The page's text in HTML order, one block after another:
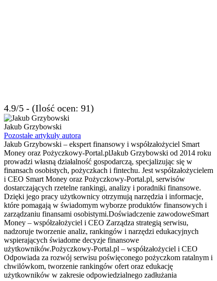
4.9/5 - (Ilość ocen: 91)
Jakub Grzybowski
Pozostałe artykuły autora
Jakub Grzybowski – ekspert finansowy i współzałożyciel Smart
Money oraz Pożyczkowy-Portal.plJakub Grzybowski od 2014 roku
prowadzi własną działalność gospodarczą, specjalizując się w
finansach osobistych, pożyczkach i fintechu. Jest współzałożycielem
i CEO Smart Money oraz Pożyczkowy-Portal.pl, serwisów
dostarczających rzetelne rankingi, analizy i poradniki finansowe.
Dzięki jego pracy użytkownicy otrzymują narzędzia i informacje,
które pomagają w świadomym wyborze produktów finansowych i
zarządzaniu finansami osobistymi.Doświadczenie zawodoweSmart
Money – współzałożyciel i CEO Zarządza strategią serwisu,
nadzoruje tworzenie analiz, rankingów i narzędzi edukacyjnych
wspierających świadome decyzje finansowe
użytkowników.Pożyczkowy-Portal.pl – współzałożyciel i CEO
Odpowiada za rozwój serwisu poświęconego pożyczkom ratalnym i
chwilówkom, tworzenie rankingów ofert oraz edukację
użytkowników w zakresie odpowiedzialnego zadłużania